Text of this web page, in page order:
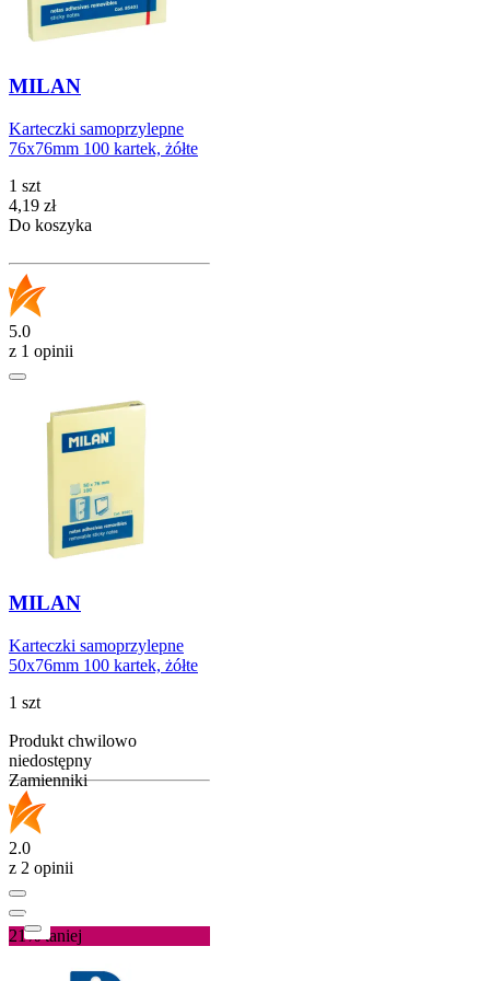
MILAN
Karteczki samoprzylepne
76x76mm 100 kartek, żółte
1 szt
Cena
4,19 zł
Do koszyka
5.0
z 1 opinii
MILAN
Karteczki samoprzylepne
50x76mm 100 kartek, żółte
1 szt
Produkt chwilowo
niedostępny
Zamienniki
2.0
z 2 opinii
21%taniej